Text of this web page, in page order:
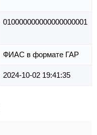
010000000000000000001
ФИАС в формате ГАР
2024-10-02 19:41:35